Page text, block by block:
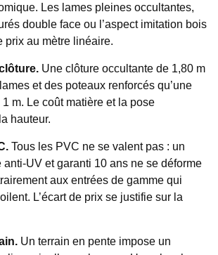
Les lames pleines occultantes,
double face ou l’aspect imitation bois
prix au mètre linéaire.
Une clôture occultante de 1,80 m
et des poteaux renforcés qu’une
m. Le coût matière et la pose
hauteur.
Tous les PVC ne se valent pas : un
anti-UV et garanti 10 ans ne se déforme
aux entrées de gamme qui
L’écart de prix se justifie sur la
Un terrain en pente impose un